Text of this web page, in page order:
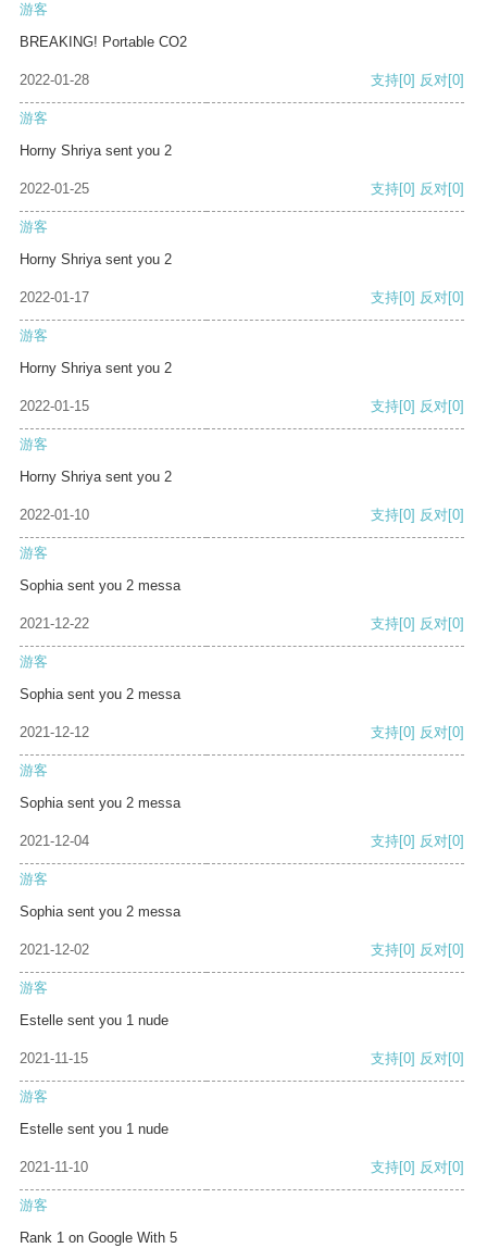
游客
BREAKING! Portable CO2
2022-01-28 支持[0] 反对[0]
游客
Horny Shriya sent you 2
2022-01-25 支持[0] 反对[0]
游客
Horny Shriya sent you 2
2022-01-17 支持[0] 反对[0]
游客
Horny Shriya sent you 2
2022-01-15 支持[0] 反对[0]
游客
Horny Shriya sent you 2
2022-01-10 支持[0] 反对[0]
游客
Sophia sent you 2 messa
2021-12-22 支持[0] 反对[0]
游客
Sophia sent you 2 messa
2021-12-12 支持[0] 反对[0]
游客
Sophia sent you 2 messa
2021-12-04 支持[0] 反对[0]
游客
Sophia sent you 2 messa
2021-12-02 支持[0] 反对[0]
游客
Estelle sent you 1 nude
2021-11-15 支持[0] 反对[0]
游客
Estelle sent you 1 nude
2021-11-10 支持[0] 反对[0]
游客
Rank 1 on Google With 5